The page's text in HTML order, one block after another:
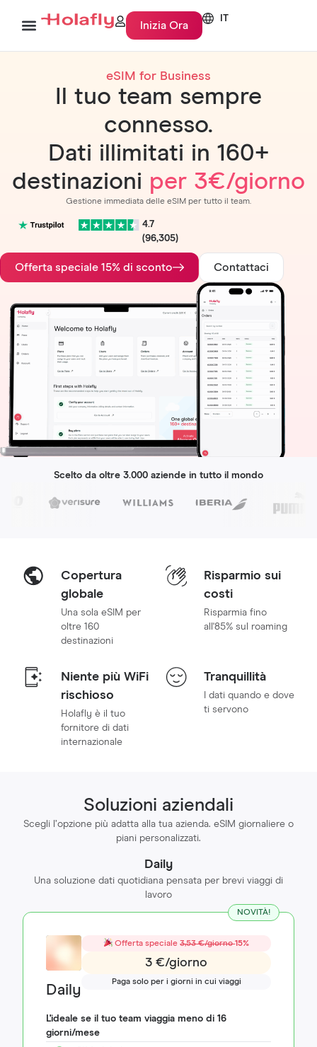
Inizia Ora
IT
eSIM for Business
Il tuo team sempre
connesso.
Dati illimitati in 160+
destinazioni per 3€/giorno
Gestione immediata delle eSIM per tutto il team.
4.7
(96,305)
Offerta speciale 15% di sconto Contattaci
Scelto da oltre 3.000 aziende in tutto il mondo
Copertura
globale
Una sola eSIM per
oltre 160
destinazioni
Risparmio sui
costi
Risparmia fino
all'85% sul roaming
Niente più WiFi
rischioso
Holafly è il tuo
fornitore di dati
internazionale
Tranquillità
I dati quando e dove
ti servono
Soluzioni aziendali
Scegli l’opzione più adatta alla tua azienda. eSIM giornaliere o
piani personalizzati.
Daily
Una soluzione dati quotidiana pensata per brevi viaggi di
lavoro
NOVITÀ!
Daily
Offerta speciale3,53 €/giorno15%
3 €/giorno
Paga solo per i giorni in cui viaggi
L'ideale se il tuo team viaggia meno di 16
giorni/mese